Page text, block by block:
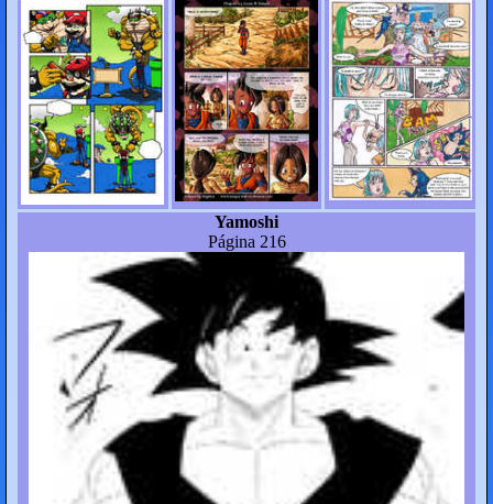
Yamoshi
Página 216